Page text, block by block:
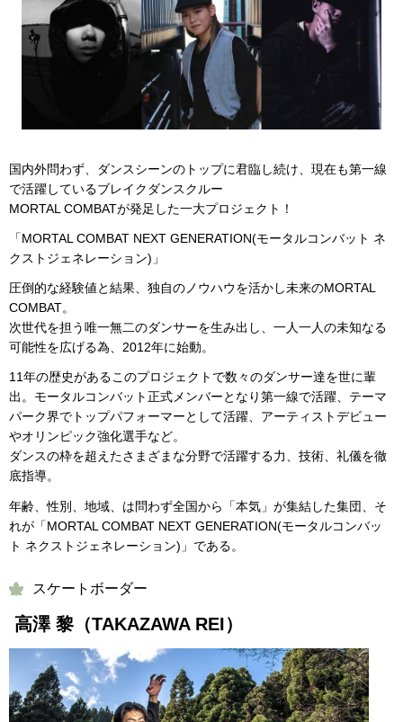
国内外問わず、ダンスシーンのトップに君臨し続け、現在も第一線
で活躍しているブレイクダンスクルー
MORTAL COMBATが発足した一大プロジェクト！
「MORTAL COMBAT NEXT GENERATION(モータルコンバット ネ
クストジェネレーション)」
圧倒的な経験値と結果、独自のノウハウを活かし未来のMORTAL
COMBAT。
次世代を担う唯一無二のダンサーを生み出し、一人一人の未知なる
可能性を広げる為、2012年に始動。
11年の歴史があるこのプロジェクトで数々のダンサー達を世に輩
出。モータルコンバット正式メンバーとなり第一線で活躍、テーマ
パーク界でトップパフォーマーとして活躍、アーティストデビュー
やオリンピック強化選手など。
ダンスの枠を超えたさまざまな分野で活躍する力、技術、礼儀を徹
底指導。
年齢、性別、地域、は問わず全国から「本気」が集結した集団、そ
れが「MORTAL COMBAT NEXT GENERATION(モータルコンバッ
ト ネクストジェネレーション)」である。
スケートボーダー
高澤 黎（TAKAZAWA REI）